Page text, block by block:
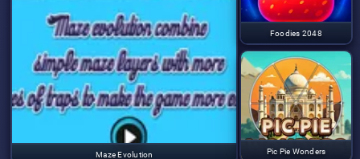
Maze Evolution
Foodies 2048
Pic Pie Wonders